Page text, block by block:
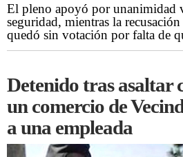
El pleno apoyó por unanimidad
seguridad, mientras la
quedó sin votación por falta de
Detenido tras asaltar
un comercio de
a una empleada